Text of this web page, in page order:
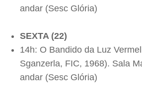
andar (Sesc Glória)
SEXTA (22)
14h: O Bandido da Luz
Sganzerla, FIC, 1968). Sala
andar (Sesc Glória)